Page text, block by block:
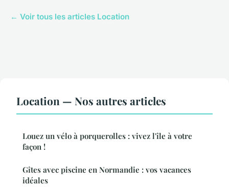
← Voir tous les articles Location
Location — Nos autres articles
Louez un vélo à porquerolles : vivez l'île à votre
façon !
Gîtes avec piscine en Normandie : vos vacances
idéales